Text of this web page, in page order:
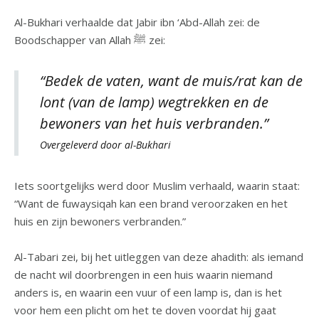
Al-Bukhari verhaalde dat Jabir ibn ‘Abd-Allah zei: de
Boodschapper van Allah ﷺ zei:
“Bedek de vaten, want de muis/rat kan de
lont (van de lamp) wegtrekken en de
bewoners van het huis verbranden.”
Overgeleverd door al-Bukhari
Iets soortgelijks werd door Muslim verhaald, waarin staat:
“Want de fuwaysiqah kan een brand veroorzaken en het
huis en zijn bewoners verbranden.”
Al-Tabari zei, bij het uitleggen van deze ahadith: als iemand
de nacht wil doorbrengen in een huis waarin niemand
anders is, en waarin een vuur of een lamp is, dan is het
voor hem een plicht om het te doven voordat hij gaat